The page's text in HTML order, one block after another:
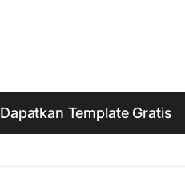
Dapatkan Template Gratis